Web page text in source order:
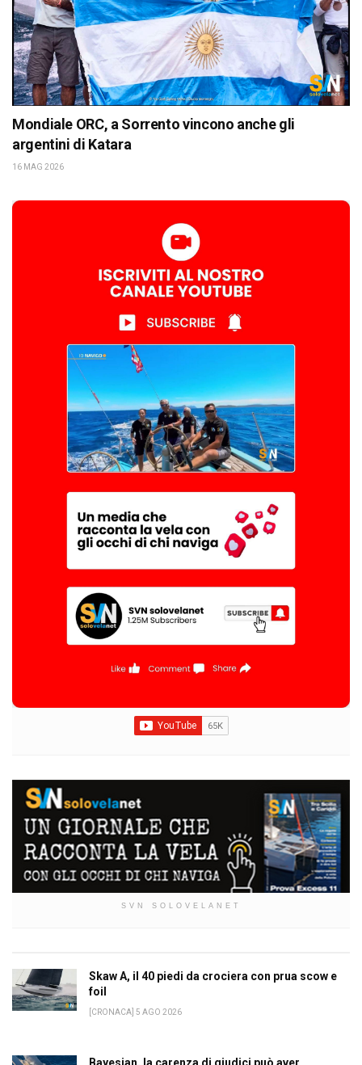
Mondiale ORC, a Sorrento vincono anche gli
argentini di Katara
16 MAG 2026
SVN SOLOVELANET
Skaw A, il 40 piedi da crociera con prua scow e
foil
[CRONACA] 5 AGO 2026
Bayesian, la carenza di giudici può aver